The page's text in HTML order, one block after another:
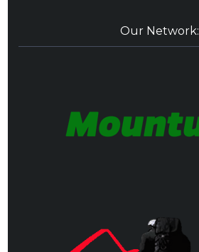
Our Network: